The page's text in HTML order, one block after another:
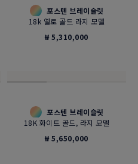
포스텐 브레이슬릿
18k 옐로 골드 라지 모델
₩ 5,310,000
포스텐 브레이슬릿
18K 화이트 골드, 라지 모델
₩ 5,650,000